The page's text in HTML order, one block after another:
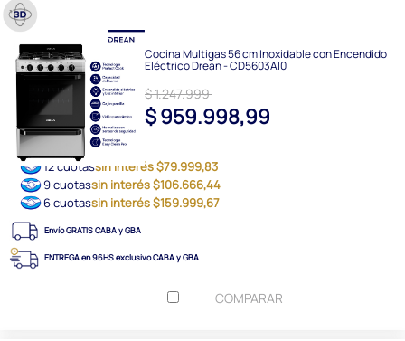
Cocina Multigas 56 cm Inoxidable con Encendido
Eléctrico Drean - CD5603AI0
$ 1.247.999
$ 959.998,99
12 cuotassin interés $79.999,83
9 cuotassin interés $106.666,44
6 cuotassin interés $159.999,67
Envío GRATIS CABA y GBA
ENTREGA en 96HS exclusivo CABA y GBA
COMPARAR